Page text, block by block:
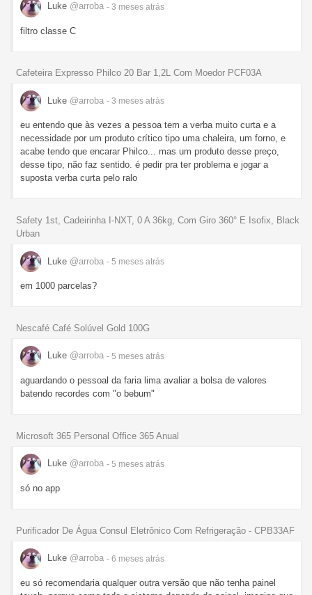
Luke @arroba - 3 meses atrás
filtro classe C
Cafeteira Expresso Philco 20 Bar 1,2L Com Moedor PCF03A
Luke @arroba - 3 meses atrás
eu entendo que às vezes a pessoa tem a verba muito curta e a
necessidade por um produto crítico tipo uma chaleira, um forno, e
acabe tendo que encarar Philco... mas um produto desse preço,
desse tipo, não faz sentido. é pedir pra ter problema e jogar a
suposta verba curta pelo ralo
Safety 1st, Cadeirinha I-NXT, 0 A 36kg, Com Giro 360° E Isofix, Black
Urban
Luke @arroba - 5 meses atrás
em 1000 parcelas?
Nescafé Café Solúvel Gold 100G
Luke @arroba - 5 meses atrás
aguardando o pessoal da faria lima avaliar a bolsa de valores
batendo recordes com "o bebum"
Microsoft 365 Personal Office 365 Anual
Luke @arroba - 5 meses atrás
só no app
Purificador De Água Consul Eletrônico Com Refrigeração - CPB33AF
Luke @arroba - 6 meses atrás
eu só recomendaria qualquer outra versão que não tenha painel